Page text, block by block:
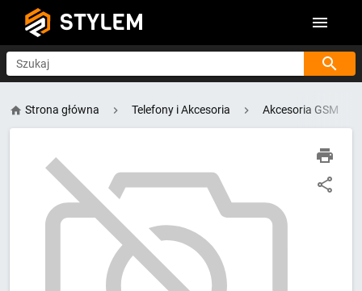
STYLEM
Szukaj
Strona główna Telefony i Akcesoria Akcesoria GSM